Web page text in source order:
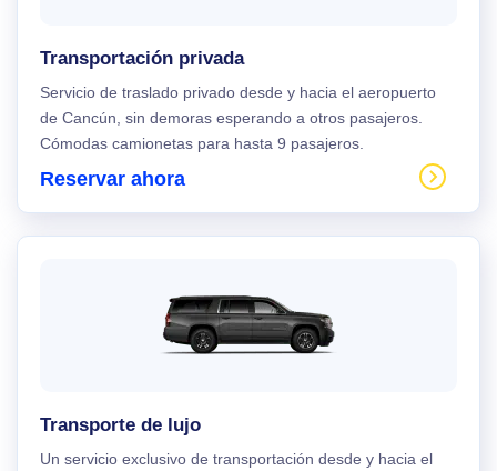
Transportación privada
Servicio de traslado privado desde y hacia el aeropuerto
de Cancún, sin demoras esperando a otros pasajeros.
Cómodas camionetas para hasta 9 pasajeros.
Reservar ahora
Transporte de lujo
Un servicio exclusivo de transportación desde y hacia el